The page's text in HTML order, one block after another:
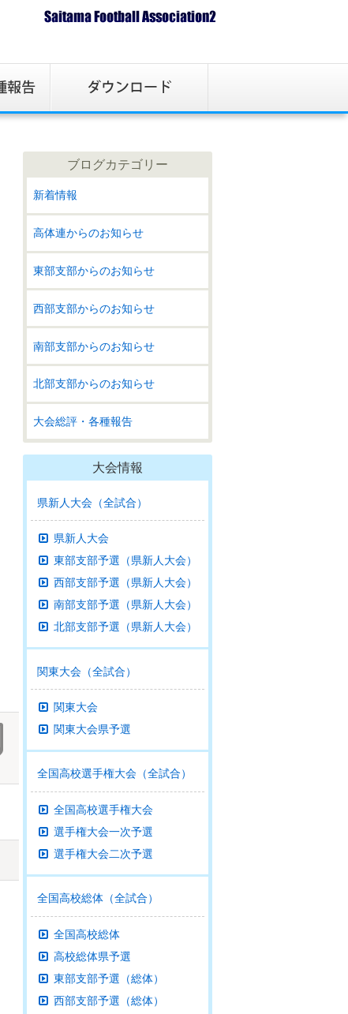
ブログカテゴリー
新着情報
高体連からのお知らせ
東部支部からのお知らせ
西部支部からのお知らせ
南部支部からのお知らせ
北部支部からのお知らせ
大会総評・各種報告
大会情報
県新人大会（全試合）
県新人大会
東部支部予選（県新人大会）
西部支部予選（県新人大会）
南部支部予選（県新人大会）
北部支部予選（県新人大会）
関東大会（全試合）
関東大会
関東大会県予選
全国高校選手権大会（全試合）
全国高校選手権大会
選手権大会一次予選
選手権大会二次予選
全国高校総体（全試合）
全国高校総体
高校総体県予選
東部支部予選（総体）
西部支部予選（総体）